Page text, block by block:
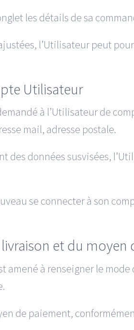
les détails de sa
l’Utilisateur peut
Utilisateur
à l’Utilisateur de
mail, adresse postale.
des données susvisées,
se connecter à son
et du moyen
amené à renseigner le
de paiement,